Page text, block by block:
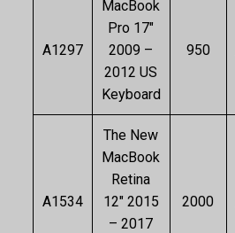
A1297
MacBook
Pro 17″
2009 –
2012 US
Keyboard
950
A1534
The New
MacBook
Retina
12″ 2015
– 2017
2000